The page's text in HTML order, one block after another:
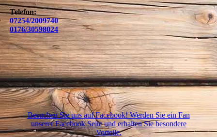
Telefon:
07254/2009740
0176/30598024
Besuchen Sie uns auf Facebook! Werden Sie ein Fan
unserer Facebook Seite und erhalten Sie besondere
Vorteile.